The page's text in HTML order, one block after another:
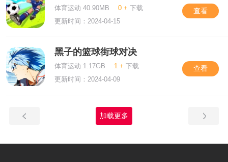
体育运动 40.90MB 0 + 下载
更新时间：2024-04-15
查看
黑子的篮球街球对决
体育运动 1.17GB 1 + 下载
更新时间：2024-04-09
查看
加载更多